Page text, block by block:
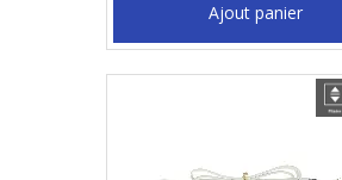
Ajout panier